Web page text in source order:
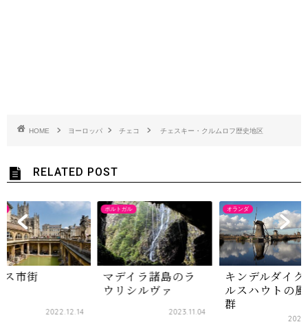
HOME ヨーロッパ チェコ チェスキー・クルムロフ歴史地区
RELATED POST
ス市街
2022.12.14
ポルトガル
マデイラ諸島のラ
ウリシルヴァ
2023.11.04
オランダ
キンデルダイ
ルスハウトの
群